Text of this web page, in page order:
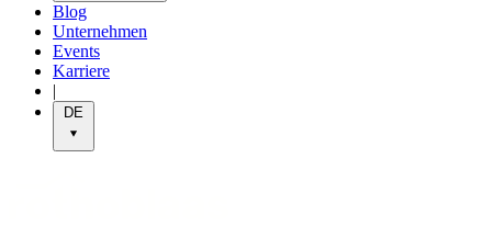
Blog
Unternehmen
Events
Karriere
|
DE